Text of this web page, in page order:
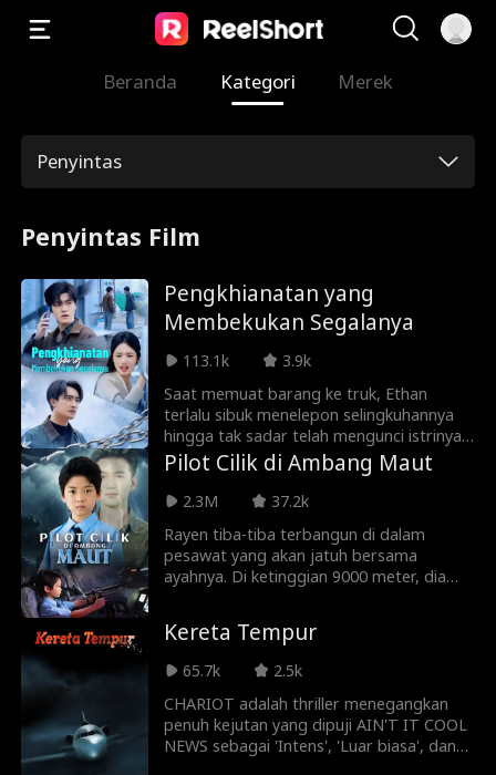
Beranda Kategori Merek
Penyintas
Penyintas Film
Pengkhianatan yang
Membekukan Segalanya
113.1k
3.9k
Saat memuat barang ke truk, Ethan
terlalu sibuk menelepon selingkuhannya
hingga tak sadar telah mengunci istrinya,
Lila, di dalam kontainer pendingin—dan
menyalakannya. Seorang pejalan kaki,
Calvin, mendengar rintihan lemahnya dan
dituduh mencuri. Calvin tidak menyerah. Ia
menemukan Lila—hampir mati,
membeku, dan pingsan—lalu segera
Ethan malah mempersulitnya. Ethan baru
hancur saat dihadapkan pada kenyataan
mengerikan bahwa ia hampir membunuh
Pilot Cilik di Ambang Maut
2.3M
37.2k
Rayen tiba-tiba terbangun di dalam
pesawat yang akan jatuh bersama
ayahnya. Di ketinggian 9000 meter, dia
untuk selamatkan ratusan nyawa.
Kereta Tempur
65.7k
2.5k
CHARIOT adalah thriller menegangkan
penuh kejutan yang dipuji AIN'T IT COOL
NEWS sebagai 'Intens', 'Luar biasa', dan